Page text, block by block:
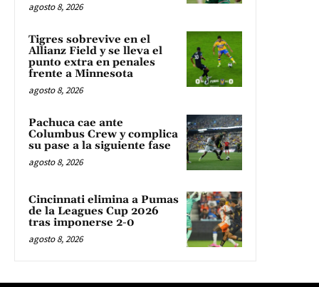
agosto 8, 2026
Tigres sobrevive en el
Allianz Field y se lleva el
punto extra en penales
frente a Minnesota
agosto 8, 2026
Pachuca cae ante
Columbus Crew y complica
su pase a la siguiente fase
agosto 8, 2026
Cincinnati elimina a Pumas
de la Leagues Cup 2026
tras imponerse 2-0
agosto 8, 2026